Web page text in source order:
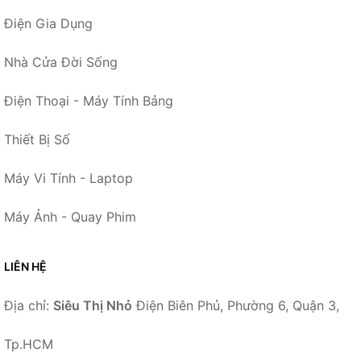
Điện Gia Dụng
Nhà Cửa Đời Sống
Điện Thoại - Máy Tính Bảng
Thiết Bị Số
Máy Vi Tính - Laptop
Máy Ảnh - Quay Phim
LIÊN HỆ
Địa chỉ: Siêu Thị Nhỏ Điện Biên Phủ, Phường 6, Quận 3,
Tp.HCM